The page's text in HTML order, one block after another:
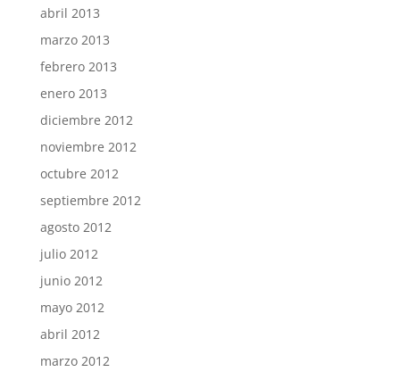
abril 2013
marzo 2013
febrero 2013
enero 2013
diciembre 2012
noviembre 2012
octubre 2012
septiembre 2012
agosto 2012
julio 2012
junio 2012
mayo 2012
abril 2012
marzo 2012